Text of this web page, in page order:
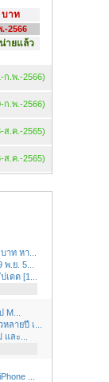
บาท
2566
ายแล้ว
ก.พ.-2566)
ก.พ.-2566)
ส.ค.-2565)
ส.ค.-2565)
ท หา...
.ย. 5...
เดต [1...
ลายปี เ...
ละ...
...